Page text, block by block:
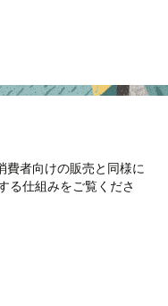
費者向けの販売と同様に
る仕組みをご覧くださ